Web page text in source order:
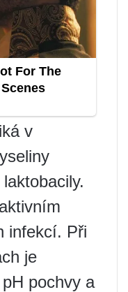
v
infekcí. Při
je
pochvy a